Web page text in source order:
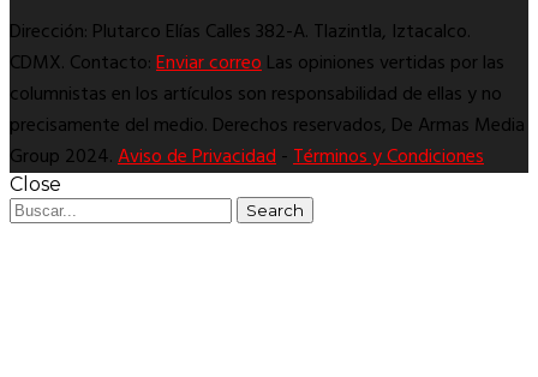
Dirección: Plutarco Elías Calles 382-A. Tlazintla, Iztacalco.
CDMX. Contacto:Enviar correoLas opiniones vertidas por las
columnistas en los artículos son responsabilidad de ellas y no
precisamente del medio. Derechos reservados, De Armas Media
Group 2024.Aviso de Privacidad-Términos y Condiciones
Close